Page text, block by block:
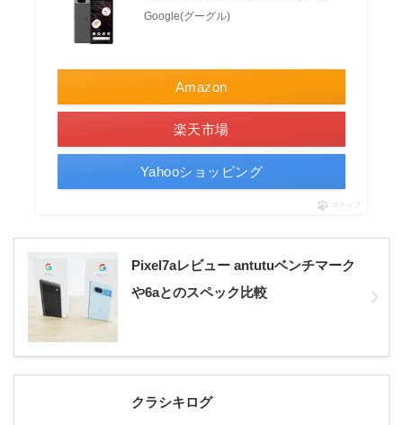
Google(グーグル)
Amazon
楽天市場
Yahooショッピング
ポチップ
Pixel7aレビュー antutuベンチマーク
や6aとのスペック比較
クラシキログ